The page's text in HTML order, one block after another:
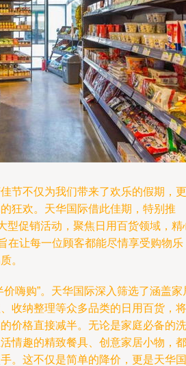
节不仅为我们带来了欢乐的假期，更
狂欢。天华国际借此佳期，特别推
型促销活动，聚焦日用百货领域，精
在让每一位顾客都能尽情享受购物乐
。
嗨购”。天华国际深入筛选了涵盖家
收纳整理等众多品类的日用百货，将
价格直接减半。无论是家庭必备的洗
情趣的精致餐具、创意家居小物，都
。这不仅是简单的降价，更是天华国